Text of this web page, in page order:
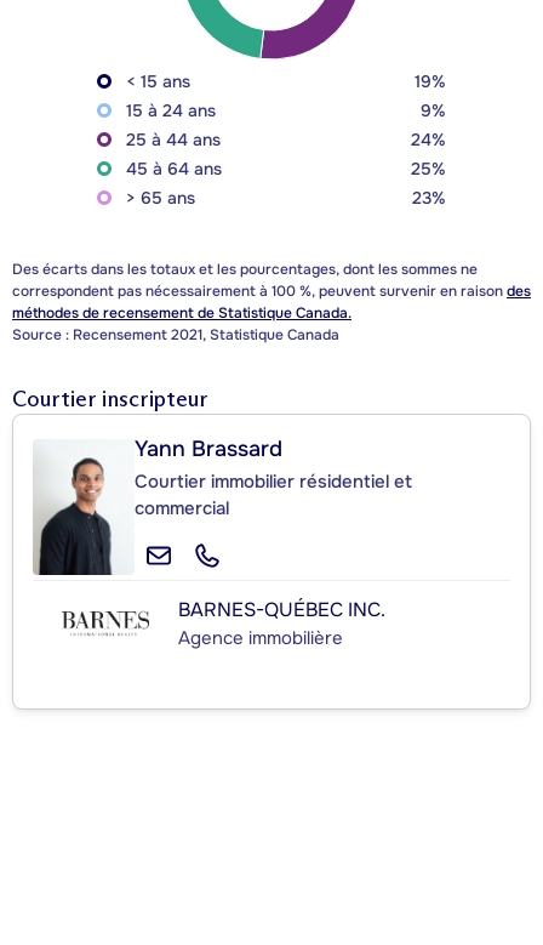
< 15 ans
19%
15 à 24 ans
9%
25 à 44 ans
24%
45 à 64 ans
25%
> 65 ans
23%
Des écarts dans les totaux et les pourcentages, dont les sommes ne
correspondent pas nécessairement à 100 %, peuvent survenir en raisondes
méthodes de recensement de Statistique Canada.
Source : Recensement 2021, Statistique Canada
Courtier inscripteur
Yann Brassard
Courtier immobilier résidentiel et
commercial
BARNES-QUÉBEC INC.
Agence immobilière